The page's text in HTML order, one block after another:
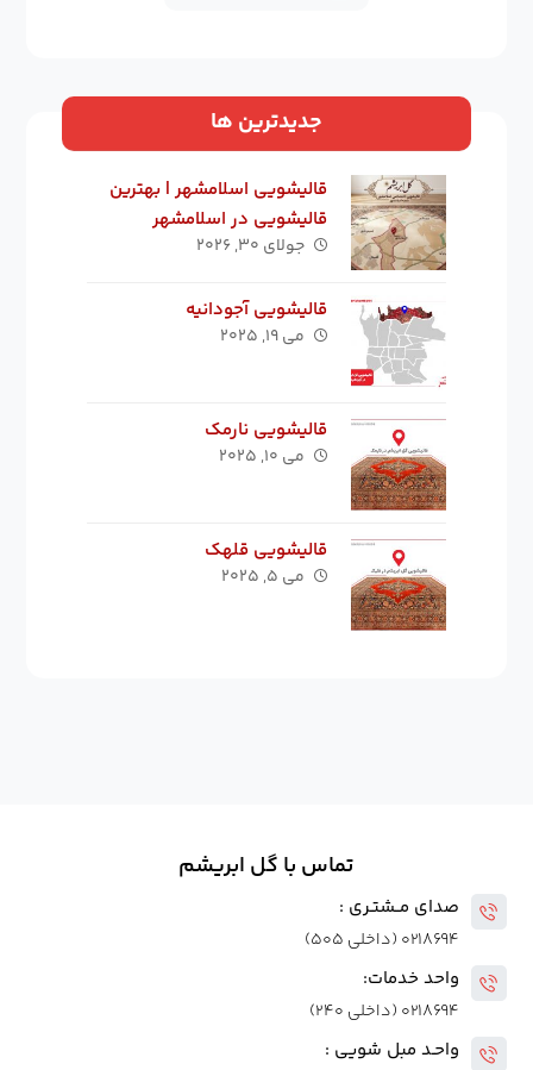
جدیدترین ها
قالیشویی اسلامشهر | بهترین
قالیشویی در اسلامشهر
جولای ۳۰, ۲۰۲۶
قالیشویی آجودانیه
می ۱۹, ۲۰۲۵
قالیشویی نارمک
می ۱۰, ۲۰۲۵
قالیشویی قلهک
می ۵, ۲۰۲۵
تماس با گل ابریشم
صدای مــشتـری :
۰۲۱۸۶۹۴ (داخلی ۵۰۵)
واحد خدمات:
۰۲۱۸۶۹۴ (داخلی ۲۴۰)
واحـد مبل شویی :